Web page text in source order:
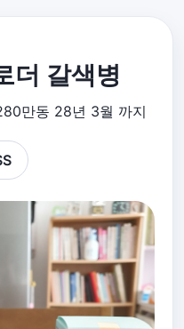
더 갈색병
만동 28년 3월 까지